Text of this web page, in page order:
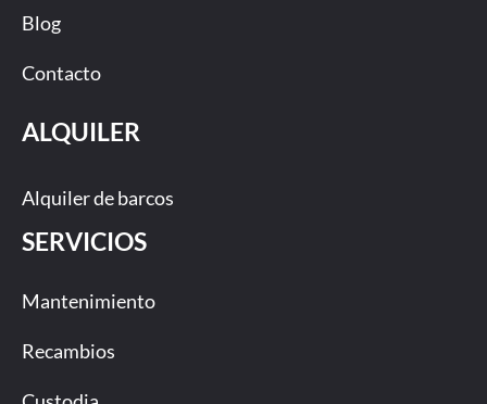
Blog
Contacto
ALQUILER
Alquiler de barcos
SERVICIOS
Mantenimiento
Recambios